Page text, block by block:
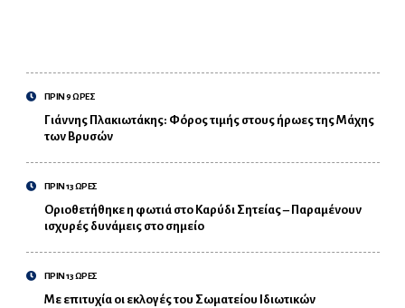
ΠΡΙΝ 9 ΩΡΕΣ
Γιάννης Πλακιωτάκης: Φόρος τιμής στους ήρωες της Μάχης
των Βρυσών
ΠΡΙΝ 13 ΩΡΕΣ
Οριοθετήθηκε η φωτιά στο Καρύδι Σητείας – Παραμένουν
ισχυρές δυνάμεις στο σημείο
ΠΡΙΝ 13 ΩΡΕΣ
Με επιτυχία οι εκλογές του Σωματείου Ιδιωτικών